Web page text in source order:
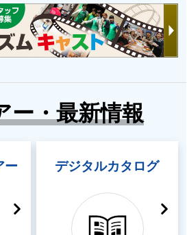
ー・最新情報
ー デジタルカタログ